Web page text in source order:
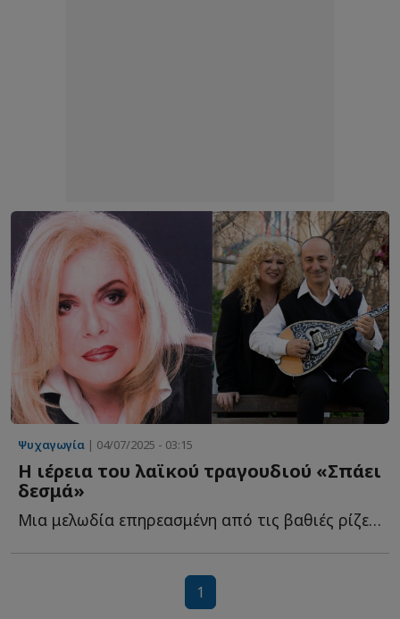
Ψυχαγωγία | 04/07/2025 - 03:15
Η ιέρεια του λαϊκού τραγουδιού «Σπάει
δεσμά»
Μια μελωδία επηρεασμένη από τις βαθιές ρίζες του ρεμπέτικου τ...
1